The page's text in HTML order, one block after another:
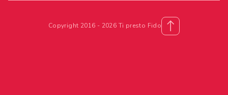
Copyright 2016 - 2026 Ti presto Fido